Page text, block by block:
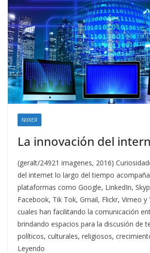
NIIXER
La innovación del
(geralt/24921 imagenes, 2016)
del internet lo largo del tiempo
plataformas como Google, LinkedIn,
Facebook, Tik Tok, Gmail, Flickr, Vimeo y
cuales han facilitando la comunicación
brindando espacios para la discusión de
políticos, culturales, religiosos,
Leyendo